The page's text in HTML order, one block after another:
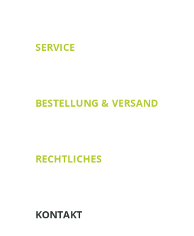
SERVICE
BESTELLUNG & VERSAND
RECHTLICHES
KONTAKT